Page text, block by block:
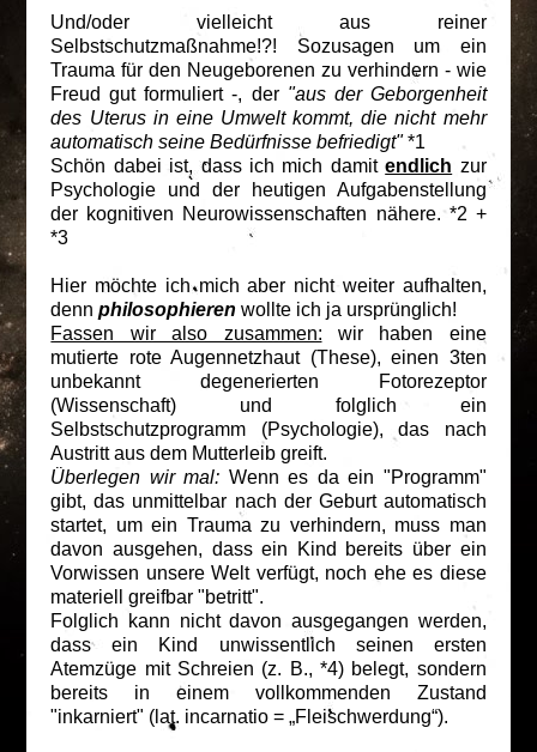
Und/oder vielleicht aus reiner
Selbstschutzmaßnahme!?! Sozusagen um ein
Trauma für den Neugeborenen zu verhindern - wie
Freud gut formuliert -, der "aus der Geborgenheit
des Uterus in eine Umwelt kommt, die nicht mehr
automatisch seine Bedürfnisse befriedigt"*1
Schön dabei ist, dass ich mich damitendlich zur
Psychologie und der heutigen Aufgabenstellung
der kognitiven Neurowissenschaften nähere. *2 +
*3
Hier möchte ich mich aber nicht weiter aufhalten,
dennphilosophieren wollte ich ja ursprünglich!
Fassen wir also zusammen: wir haben eine
mutierte rote Augennetzhaut (These), einen 3ten
unbekannt degenerierten Fotorezeptor
(Wissenschaft) und folglich ein
Selbstschutzprogramm (Psychologie), das nach
Austritt aus dem Mutterleib greift.
Überlegen wir mal: Wenn es da ein "Programm"
gibt, das unmittelbar nach der Geburt automatisch
startet, um ein Trauma zu verhindern, muss man
davon ausgehen, dass ein Kind bereits über ein
Vorwissen unsere Welt verfügt, noch ehe es diese
materiell greifbar "betritt".
Folglich kann nicht davon ausgegangen werden,
dass ein Kind unwissentlich seinen ersten
Atemzüge mit Schreien (z. B., *4) belegt, sondern
bereits in einem vollkommenden Zustand
"inkarniert" ( lat. incarnatio = „Fleischwerdung“).